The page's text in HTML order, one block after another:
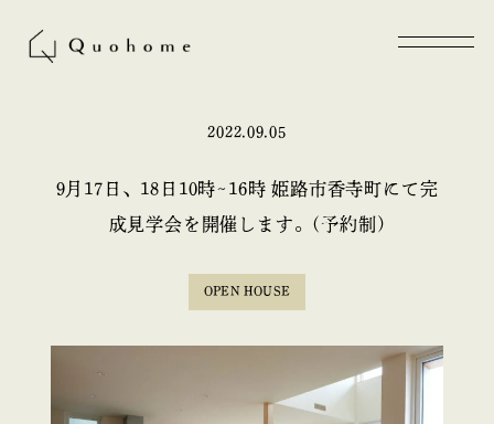
2022.09.05
9月17日、18日10時~16時 姫路市香寺町にて完
成見学会を開催します。(予約制)
OPEN HOUSE